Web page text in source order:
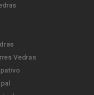
Vedras